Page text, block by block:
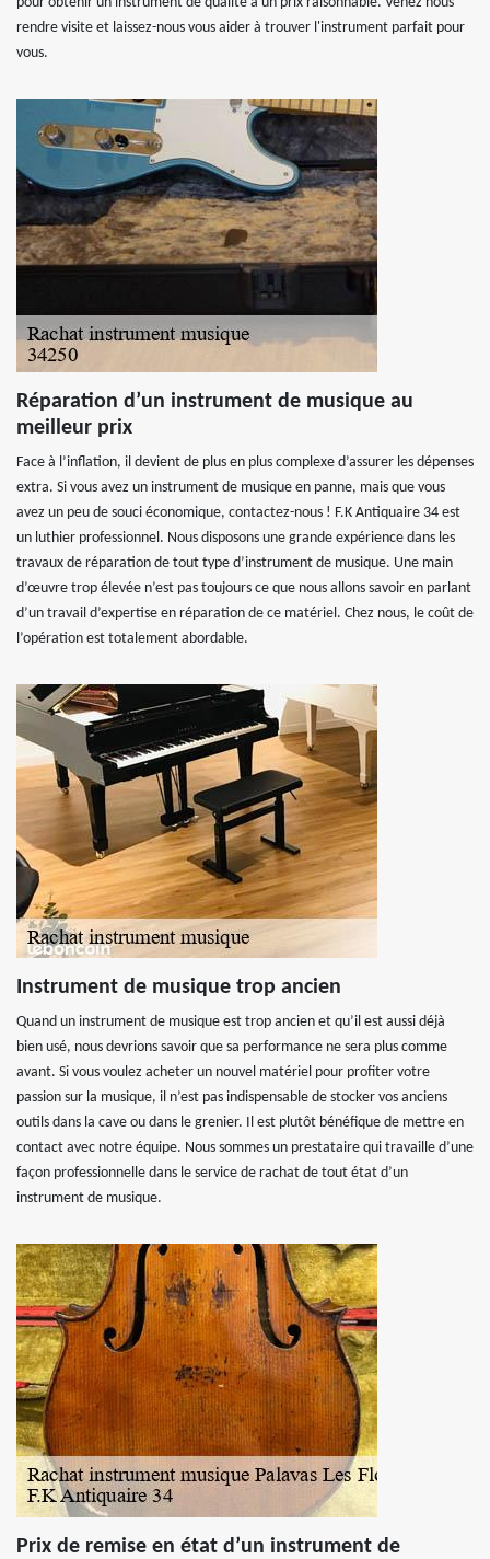
rendre visite et laissez-nous vous aider à trouver l'instrument parfait pour
vous.
Réparation d’un instrument de musique au
meilleur prix
Face à l’inflation, il devient de plus en plus complexe d’assurer les dépenses
extra. Si vous avez un instrument de musique en panne, mais que vous
avez un peu de souci économique, contactez-nous ! F.K Antiquaire 34 est
un luthier professionnel. Nous disposons une grande expérience dans les
travaux de réparation de tout type d’instrument de musique. Une main
d’œuvre trop élevée n’est pas toujours ce que nous allons savoir en parlant
d’un travail d’expertise en réparation de ce matériel. Chez nous, le coût de
l’opération est totalement abordable.
Instrument de musique trop ancien
Quand un instrument de musique est trop ancien et qu’il est aussi déjà
bien usé, nous devrions savoir que sa performance ne sera plus comme
avant. Si vous voulez acheter un nouvel matériel pour profiter votre
passion sur la musique, il n’est pas indispensable de stocker vos anciens
outils dans la cave ou dans le grenier. Il est plutôt bénéfique de mettre en
contact avec notre équipe. Nous sommes un prestataire qui travaille d’une
façon professionnelle dans le service de rachat de tout état d’un
instrument de musique.
Prix de remise en état d’un instrument de